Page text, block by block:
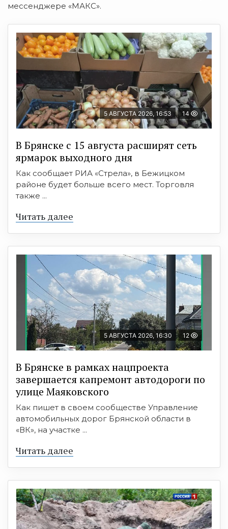
мессенджере «МАКС».
5 АВГУСТА 2026, 16:53 14
В Брянске с 15 августа расширят сеть
ярмарок выходного дня
Как сообщает РИА «Стрела», в Бежицком
районе будет больше всего мест. Торговля
также ...
Читать далее
5 АВГУСТА 2026, 16:30 12
В Брянске в рамках нацпроекта
завершается капремонт автодороги по
улице Маяковского
Как пишет в своем сообществе Управление
автомобильных дорог Брянской области в
«ВК», на участке ...
Читать далее